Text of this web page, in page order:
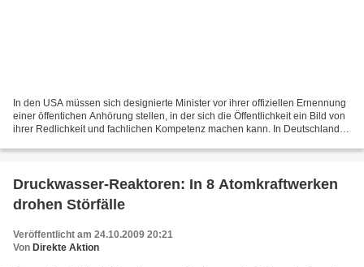
In den USA müssen sich designierte Minister vor ihrer offiziellen Ernennung
einer öffentichen Anhörung stellen, in der sich die Öffentlichkeit ein Bild von
ihrer Redlichkeit und fachlichen Kompetenz machen kann. In Deutschland
Druckwasser-Reaktoren: In 8 Atomkraftwerken
drohen Störfälle
Veröffentlicht am 24.10.2009 20:21
Von Direkte Aktion